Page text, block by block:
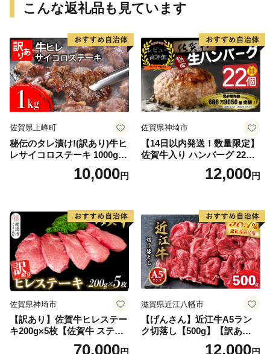
こんな返礼品も見ています
佐賀県上峰町
秘伝のタレ漬け!(訳あり)牛ヒ
レサイコロステーキ 1000g
10,000円
佐賀県神埼市
【14日以内発送！数量限定】
佐賀牛入り ハンバーグ 22個
2.6kg(120g×22個)【佐賀牛
黒毛和牛 ブランド牛 九州 ハ
気】(H083106)
12,000円
佐賀県神埼市
【訳あり】佐賀牛ヒレステー
キ200g×5枚【佐賀牛 ステー
キ ブランド肉 ヒレ肉 フィレ
70,000
滋賀県近江八幡市
【げんさん】近江牛A5ラン
ク切落し【500g】【訳あり】
12,000